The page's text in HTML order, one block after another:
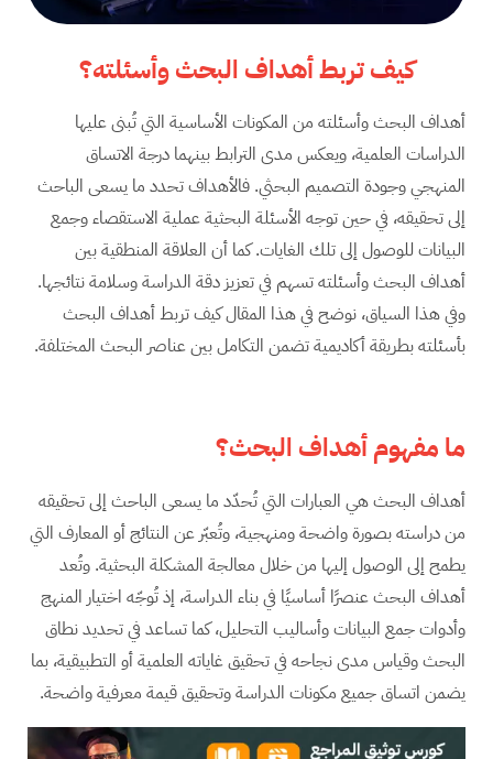
كيف تربط أهداف البحث وأسئلته؟
أهداف البحث وأسئلته من المكونات الأساسية التي تُبنى عليها
الدراسات العلمية، ويعكس مدى الترابط بينهما درجة الاتساق
المنهجي وجودة التصميم البحثي. فالأهداف تحدد ما يسعى الباحث
إلى تحقيقه، في حين توجه الأسئلة البحثية عملية الاستقصاء وجمع
البيانات للوصول إلى تلك الغايات. كما أن العلاقة المنطقية بين
أهداف البحث وأسئلته تسهم في تعزيز دقة الدراسة وسلامة نتائجها.
وفي هذا السياق، نوضح في هذا المقال كيف تربط أهداف البحث
بأسئلته بطريقة أكاديمية تضمن التكامل بين عناصر البحث المختلفة.
ما مفهوم أهداف البحث؟
أهداف البحث هي العبارات التي تُحدّد ما يسعى الباحث إلى تحقيقه
من دراسته بصورة واضحة ومنهجية، وتُعبّر عن النتائج أو المعارف التي
يطمح إلى الوصول إليها من خلال معالجة المشكلة البحثية. وتُعد
أهداف البحث عنصرًا أساسيًا في بناء الدراسة، إذ تُوجّه اختيار المنهج
وأدوات جمع البيانات وأساليب التحليل، كما تساعد في تحديد نطاق
البحث وقياس مدى نجاحه في تحقيق غاياته العلمية أو التطبيقية، بما
يضمن اتساق جميع مكونات الدراسة وتحقيق قيمة معرفية واضحة.